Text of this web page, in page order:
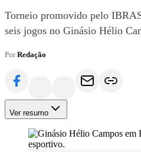
Torneio promovido pelo
seis jogos no Ginásio Hélio
PorRedação
Ver resumo